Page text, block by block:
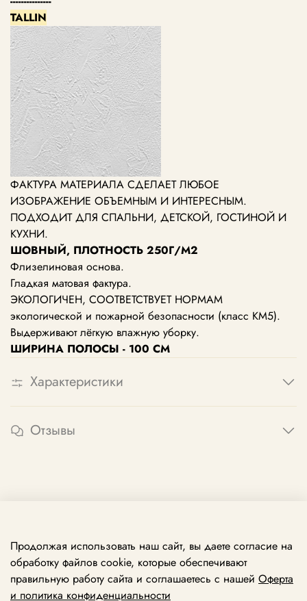
TALLIN
ФАКТУРА МАТЕРИАЛА СДЕЛАЕТ ЛЮБОЕ
ИЗОБРАЖЕНИЕ ОБЪЕМНЫМ И ИНТЕРЕСНЫМ.
ПОДХОДИТ ДЛЯ СПАЛЬНИ, ДЕТСКОЙ, ГОСТИНОЙ И
КУХНИ.
ШОВНЫЙ, ПЛОТНОСТЬ 250Г/М2
Флизелиновая основа.
Гладкая матовая фактура.
ЭКОЛОГИЧЕН, СООТВЕТСТВУЕТ НОРМАМ
экологической и пожарной безопасности (класс КМ5).
Выдерживают лёгкую влажную уборку.
ШИРИНА ПОЛОСЫ - 100 СМ
Характеристики
Отзывы
Продолжая использовать наш сайт, вы даете согласие на
обработку файлов cookie, которые обеспечивают
правильную работу сайта и соглашаетесь с нашей Оферта
и политика конфиденциальности